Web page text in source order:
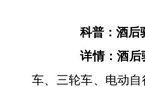
科普：酒后
详情：酒后
车、三轮车、电动